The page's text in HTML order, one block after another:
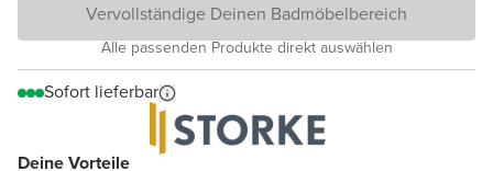
Deine Vorteile
Vervollständige Deinen Badmöbelbereich
Alle passenden Produkte direkt auswählen
Sofort lieferbar